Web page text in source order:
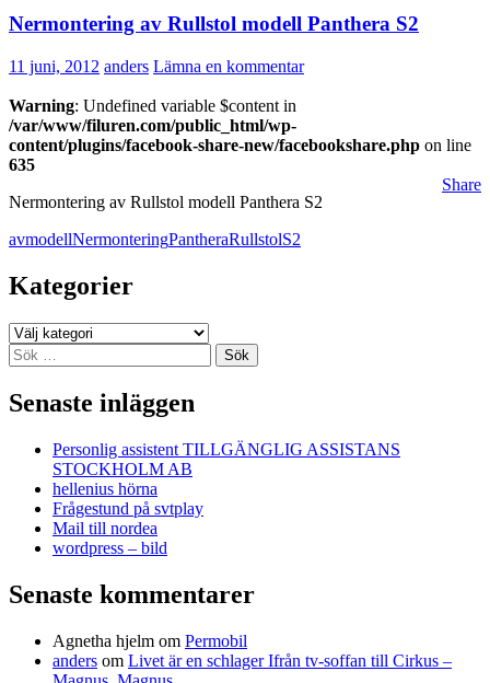
Nermontering av Rullstol modell Panthera S2
11 juni, 2012 anders Lämna en kommentar
Warning: Undefined variable $content in
/var/www/filuren.com/public_html/wp-
content/plugins/facebook-share-new/facebookshare.php on line
635
Share
Nermontering av Rullstol modell Panthera S2
avmodellNermonteringPantheraRullstolS2
Kategorier
Kategorier
Sök
efter:
Senaste inläggen
Personlig assistent TILLGÄNGLIG ASSISTANS
STOCKHOLM AB
hellenius hörna
Frågestund på svtplay
Mail till nordea
wordpress – bild
Senaste kommentarer
Agnetha hjelm om Permobil
anders om Livet är en schlager Ifrån tv-soffan till Cirkus –